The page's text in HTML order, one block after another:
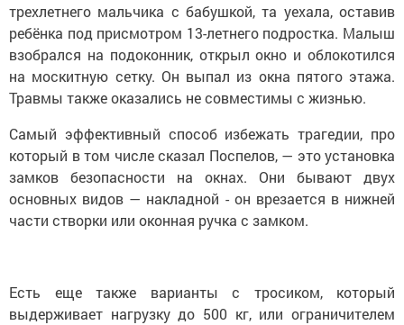
трехлетнего мальчика с бабушкой, та уехала, оставив
ребёнка под присмотром 13-летнего подростка. Малыш
взобрался на подоконник, открыл окно и облокотился
на москитную сетку. Он выпал из окна пятого этажа.
Травмы также оказались не совместимы с жизнью.
Самый эффективный способ избежать трагедии, про
который в том числе сказал Поспелов, — это установка
замков безопасности на окнах. Они бывают двух
основных видов — накладной - он врезается в нижней
части створки или оконная ручка с замком.
Есть еще также варианты с тросиком, который
выдерживает нагрузку до 500 кг, или ограничителем